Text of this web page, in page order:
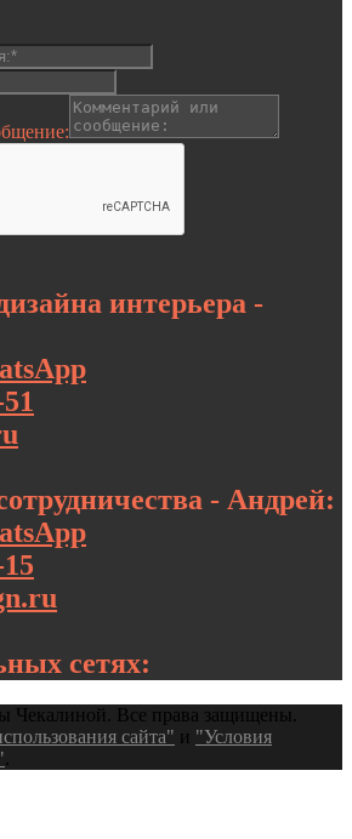
интерьера -
- Андрей:
сетях:
Чекалиной. Все права защищены.
сайта" и "Условия